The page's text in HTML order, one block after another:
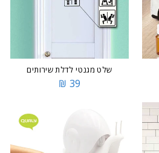
שלט מגנטי לדלת שירותים
39 ₪